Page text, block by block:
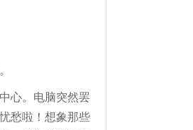
心。电脑突然罢
愁啦！想象那些